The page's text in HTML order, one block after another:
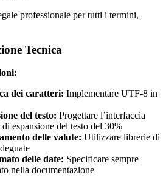
professionale per tutti i termini,
Tecnica
dei caratteri: Implementare UTF-8 in
del testo: Progettare l’interfaccia
espansione del testo del 30%
delle valute: Utilizzare librerie di
delle date: Specificare sempre
nella documentazione